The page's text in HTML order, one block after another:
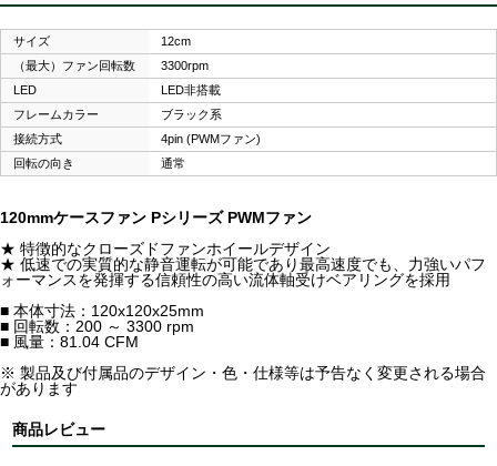
サイズ
12cm
（最大）ファン回転数
3300rpm
LED
LED非搭載
フレームカラー
ブラック系
接続方式
4pin (PWMファン)
回転の向き
通常
120mmケースファン Pシリーズ PWMファン
★ 特徴的なクローズドファンホイールデザイン
★ 低速での実質的な静音運転が可能であり最高速度でも、力強いパフ
ォーマンスを発揮する信頼性の高い流体軸受けベアリングを採用
■ 本体寸法：120x120x25mm
■ 回転数：200 ～ 3300 rpm
■ 風量：81.04 CFM
※ 製品及び付属品のデザイン・色・仕様等は予告なく変更される場合
があります
商品レビュー